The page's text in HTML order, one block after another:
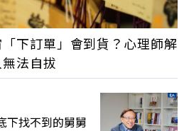
下訂單」會到貨？心理師解
法自拔
下找不到的舅舅